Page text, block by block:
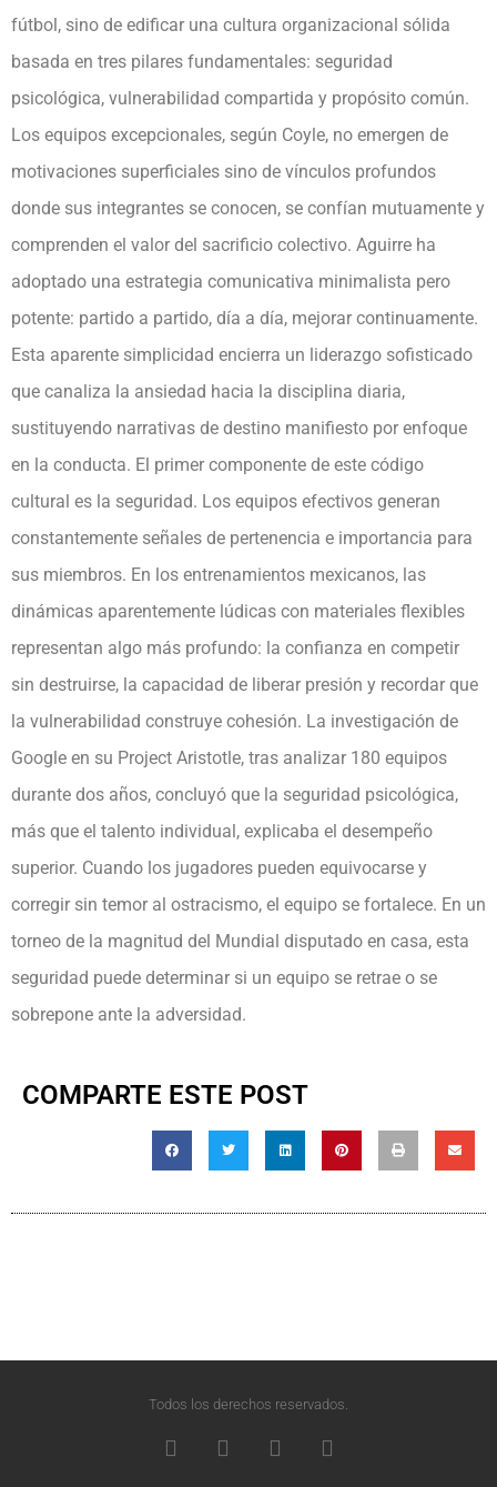
fútbol, sino de edificar una cultura organizacional sólida
basada en tres pilares fundamentales: seguridad
psicológica, vulnerabilidad compartida y propósito común.
Los equipos excepcionales, según Coyle, no emergen de
motivaciones superficiales sino de vínculos profundos
donde sus integrantes se conocen, se confían mutuamente y
comprenden el valor del sacrificio colectivo. Aguirre ha
adoptado una estrategia comunicativa minimalista pero
potente: partido a partido, día a día, mejorar continuamente.
Esta aparente simplicidad encierra un liderazgo sofisticado
que canaliza la ansiedad hacia la disciplina diaria,
sustituyendo narrativas de destino manifiesto por enfoque
en la conducta. El primer componente de este código
cultural es la seguridad. Los equipos efectivos generan
constantemente señales de pertenencia e importancia para
sus miembros. En los entrenamientos mexicanos, las
dinámicas aparentemente lúdicas con materiales flexibles
representan algo más profundo: la confianza en competir
sin destruirse, la capacidad de liberar presión y recordar que
la vulnerabilidad construye cohesión. La investigación de
Google en su Project Aristotle, tras analizar 180 equipos
durante dos años, concluyó que la seguridad psicológica,
más que el talento individual, explicaba el desempeño
superior. Cuando los jugadores pueden equivocarse y
corregir sin temor al ostracismo, el equipo se fortalece. En un
torneo de la magnitud del Mundial disputado en casa, esta
seguridad puede determinar si un equipo se retrae o se
sobrepone ante la adversidad.
COMPARTE ESTE POST
Todos los derechos reservados.